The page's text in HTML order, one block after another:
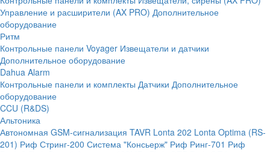
Управление и расширители (AX PRO) Дополнительное
оборудование
Ритм
Контрольные панели Voyager Извещатели и датчики
Дополнительное оборудование
Dahua Alarm
Контрольные панели и комплекты Датчики Дополнительное
оборудование
CCU (R&DS)
Альтоника
Автономная GSM-сигнализация TAVR Lonta 202 Lonta Optima (RS-
201) Риф Стринг-200 Система "Консьерж" Риф Ринг-701 Риф